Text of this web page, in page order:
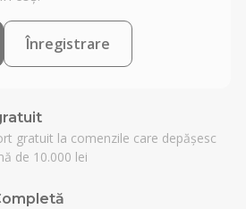
Înregistrare
gratuit la comenzile care depășesc
de 10.000 lei